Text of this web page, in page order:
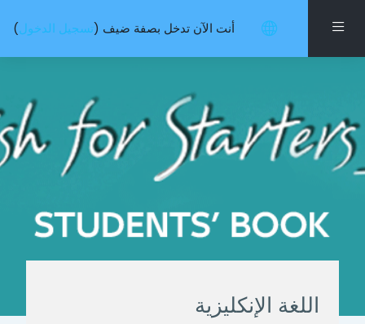
واجهة جانبية أنت الآن تدخل بصفة ضيف (تسجيل الدخول)
اللغة الإنكليزية